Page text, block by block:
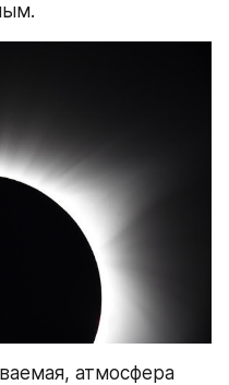
атмосфера